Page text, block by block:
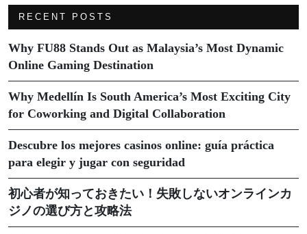
RECENT POSTS
Why FU88 Stands Out as Malaysia’s Most Dynamic
Online Gaming Destination
Why Medellín Is South America’s Most Exciting City
for Coworking and Digital Collaboration
Descubre los mejores casinos online: guía práctica
para elegir y jugar con seguridad
初心者が知っておきたい！失敗しないオンラインカ
ジノの選び方と攻略法